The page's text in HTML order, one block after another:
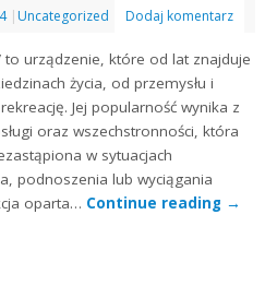
| Uncategorized Dodaj komentarz
to urządzenie, które od lat znajduje
życia, od przemysłu i
Jej popularność wynika z
oraz wszechstronności, która
w sytuacjach
podnoszenia lub wyciągania
oparta… Continue reading →